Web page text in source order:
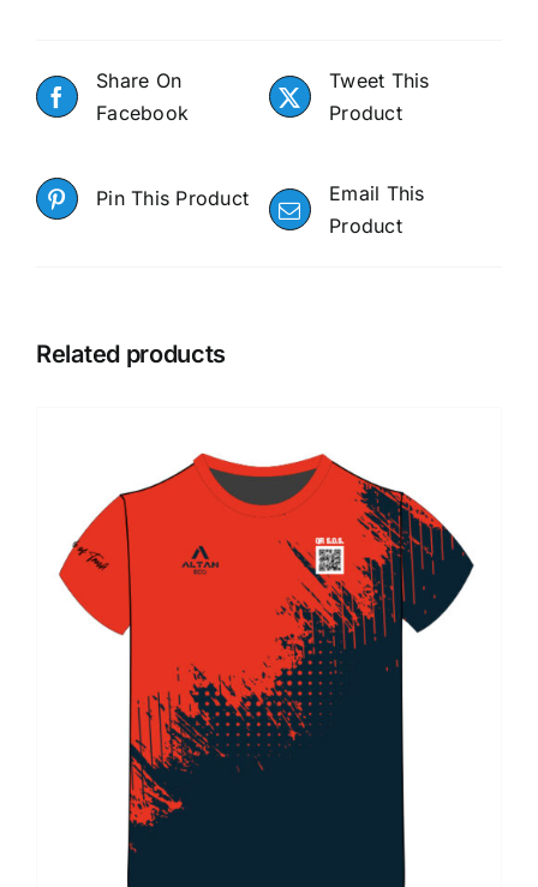
Share On
Facebook
Tweet This
Product
Pin This Product
Email This
Product
Related products